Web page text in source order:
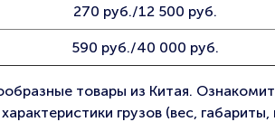
270 руб./12 500 руб.
590 руб./40 000 руб.
товары из Китая.
грузов (вес,